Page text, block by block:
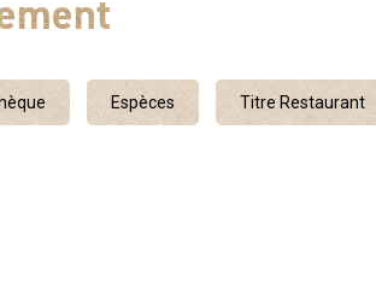
Espèces Titre Restaurant